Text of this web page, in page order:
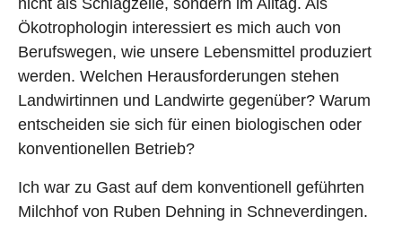
Ökotrophologin interessiert es mich auch von
Berufswegen, wie unsere Lebensmittel produziert
werden. Welchen Herausforderungen stehen
Landwirtinnen und Landwirte gegenüber? Warum
entscheiden sie sich für einen biologischen oder
konventionellen Betrieb?
Ich war zu Gast auf dem konventionell geführten
Milchhof von Ruben Dehning in Schneverdingen.